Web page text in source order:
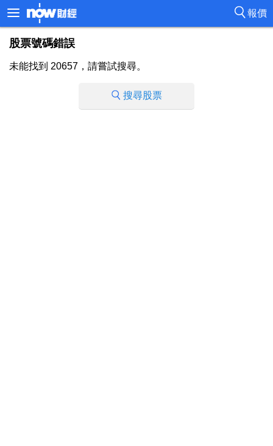
報價
股票號碼錯誤
未能找到 20657，請嘗試搜尋。
搜尋股票